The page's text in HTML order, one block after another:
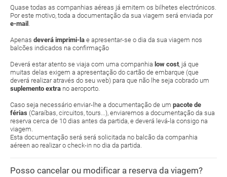
Quase todas as companhias aéreas já emitem os bilhetes electrónicos.
Por este motivo, toda a documentação da sua viagem será enviada por
e-mail .
Apenas deverá imprimi-la e apresentar-se o dia da sua viagem nos
balcões indicados na confirmação
Deverá estar atento se viaja com uma companhia low cost, já que
muitas delas exigem a apresentação do cartão de embarque (que
deverá realizar através do seu web) para que não lhe seja cobrado um
suplemento extra no aeroporto.
Caso seja necessário enviar-lhe a documentação de um pacote de
férias (Caraíbas, circuitos, tours...), enviaremos a documentação da sua
reserva cerca de 10 dias antes da partida, e deverá levá-la consigo na
viagem.
Esta documentação será será solicitada no balcão da companhia
aéreen ao realizar o check-in no dia da partida.
Posso cancelar ou modificar a reserva da viagem?